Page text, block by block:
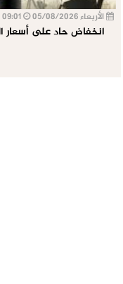
الأربعاء 05/08/2026
انخفاض حاد على أسعار